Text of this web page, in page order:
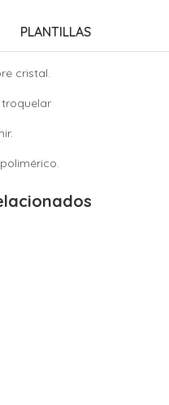
PLANTILLAS
cristal.